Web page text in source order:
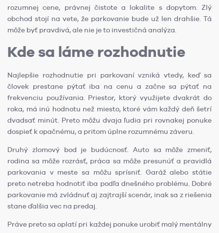
rozumnej cene, právnej čistote a lokalite s dopytom. Zlý
obchod stojí na vete, že parkovanie bude už len drahšie. Tá
môže byť pravdivá, ale nie je to investičná analýza.
Kde sa láme rozhodnutie
Najlepšie rozhodnutie pri parkovaní vzniká vtedy, keď sa
človek prestane pýtať iba na cenu a začne sa pýtať na
frekvenciu používania. Priestor, ktorý využijete dvakrát do
roka, má inú hodnotu než miesto, ktoré vám každý deň šetrí
dvadsať minút. Preto môžu dvaja ľudia pri rovnakej ponuke
dospieť k opačnému, a pritom úplne rozumnému záveru.
Druhý zlomový bod je budúcnosť. Auto sa môže zmeniť,
rodina sa môže rozrásť, práca sa môže presunúť a pravidlá
parkovania v meste sa môžu sprísniť. Garáž alebo státie
preto netreba hodnotiť iba podľa dnešného problému. Dobré
parkovanie má zvládnuť aj zajtrajší scenár, inak sa z riešenia
stane ďalšia vec na predaj.
Práve preto sa oplatí pri každej ponuke urobiť malý mentálny